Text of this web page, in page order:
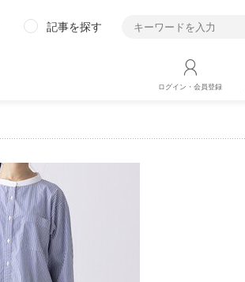
記事を探す
ログイン・会員登録